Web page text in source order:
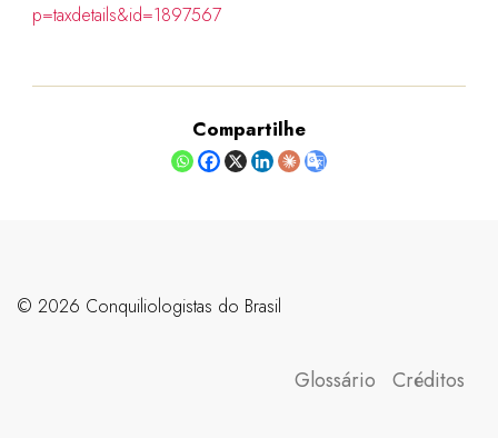
p=taxdetails&id=1897567
Compartilhe
©️ 2026 Conquiliologistas do Brasil
Glossário Créditos